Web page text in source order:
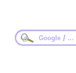
Google / ...